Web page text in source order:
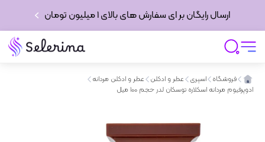
ارسال رایگان بر ای سفارش های بالای 1 میلیون تومان
فروشگاه اسپری عطر و ادکلن
عطر و ادکلن مردانه
ادوپرفیوم مردانه اسکلاره توسکان لدر حجم 100 میل